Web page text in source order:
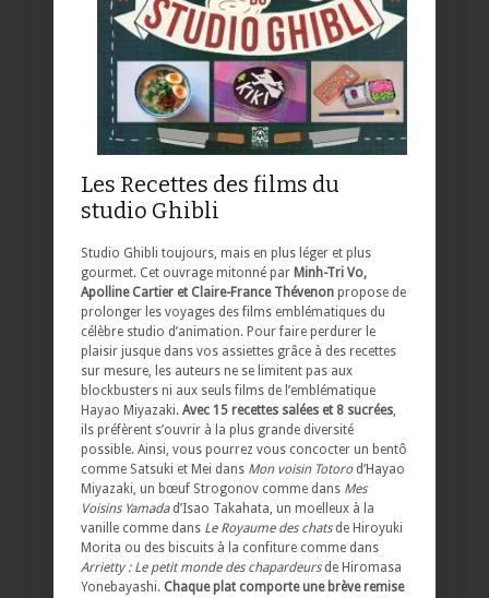
Les Recettes des films du
studio Ghibli
Studio Ghibli toujours, mais en plus léger et plus
gourmet. Cet ouvrage mitonné par Minh-Tri Vo,
Apolline Cartier et Claire-France Thévenon propose de
prolonger les voyages des films emblématiques du
célèbre studio d’animation. Pour faire perdurer le
plaisir jusque dans vos assiettes grâce à des recettes
sur mesure, les auteurs ne se limitent pas aux
blockbusters ni aux seuls films de l’emblématique
Hayao Miyazaki. Avec 15 recettes salées et 8 sucrées,
ils préfèrent s’ouvrir à la plus grande diversité
possible. Ainsi, vous pourrez vous concocter un bentô
comme Satsuki et Mei dans Mon voisin Totorod’Hayao
Miyazaki, un bœuf Strogonov comme dans Mes
Voisins Yamadad’Isao Takahata, un moelleux à la
vanille comme dans Le Royaume des chatsde Hiroyuki
Morita ou des biscuits à la confiture comme dans
Arrietty : Le petit monde des chapardeursde Hiromasa
Yonebayashi. Chaque plat comporte une brève remise